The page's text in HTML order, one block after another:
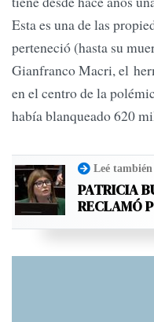
Esta es una de las
perteneció (hasta su
Gianfranco Macri, el
en el centro de la
había blanqueado 620
Leé también
PATRICIA
RECLAMÓ